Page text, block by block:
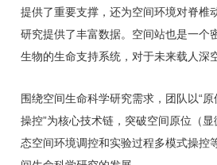
提供了重要支撑，还为空间环境对脊椎
研究提供了丰富数据。空间站也是一个
生物的生命支持系统，对于未来载人深
围绕空间生命科学研究需求，团队以“
操控”为核心技术链，突破空间原位（
态空间环境调控和实验过程多模式操控